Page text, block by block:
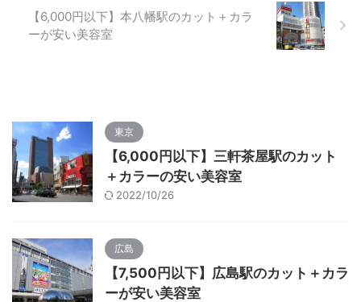
【6,000円以下】本八幡駅のカット＋カラ
ーが安い美容室
東京
【6,000円以下】三軒茶屋駅のカット
＋カラーの安い美容室
2022/10/26
広島
【7,500円以下】広島駅のカット＋カラ
ーが安い美容室